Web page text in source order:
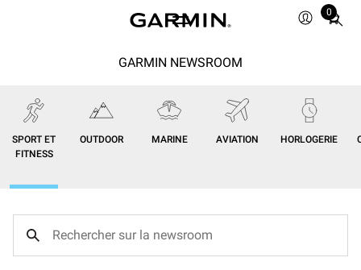
0
Total
GARMIN NEWSROOM
SPORT ET
FITNESS
OUTDOOR MARINE AVIATION HORLOGERIE